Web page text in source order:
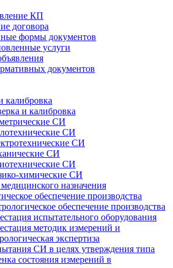
КП
договора
формы документов
услуги
документов
калибровка
и калибровка
СИ
СИ
СИ
СИ
СИ
химические СИ
назначения
обеспечение производства
обеспечение производства
испытательного оборудования
методик измерений и
экспертиза
СИ в целях утверждения типа
состояния измерений в